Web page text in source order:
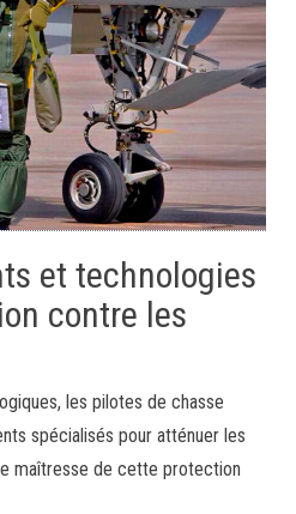
et technologies
contre les
les pilotes de chasse
spécialisés pour atténuer les
maîtresse de cette protection